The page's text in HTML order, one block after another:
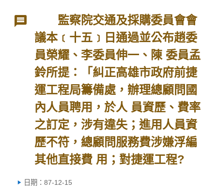
監察院交通及採購委員會會
議本﹝十五﹞日通過並公布趙委
員榮耀、李委員伸一、陳 委員孟
鈴所提：「糾正高雄市政府前捷
運工程局籌備處，辦理總顧問國
內人員聘用，於人 員資歷、費率
之訂定，涉有違失；進用人員資
歷不符，總顧問服務費涉嫌浮編
其他直接費 用；對捷運工程?
日期：87-12-15